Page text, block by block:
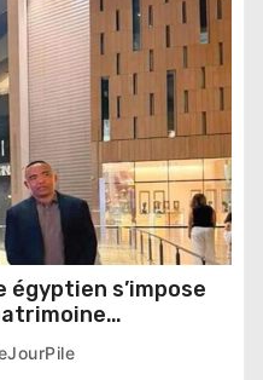
égyptien s’impose
dirigeants